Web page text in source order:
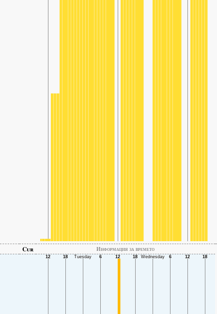
Cur Информация за времето